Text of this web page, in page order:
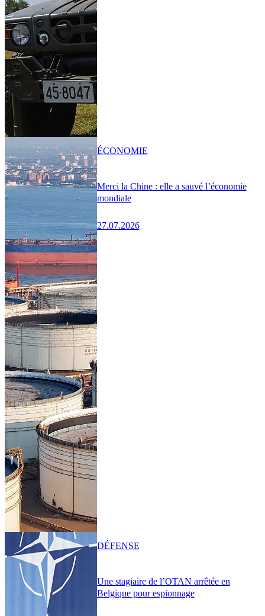
Merci la Chine : elle a sauvé l’économie
mondiale
27.07.2026
ÉCONOMIE
Une stagiaire de l’OTAN arrêtée en
Belgique pour espionnage
DÉFENSE